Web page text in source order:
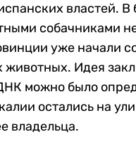
властей. В
собачниками
уже начали
Идея
можно было
остались на
владельца.